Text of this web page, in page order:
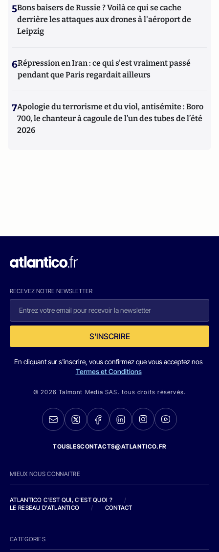
5Bons baisers de Russie ? Voilà ce qui se cache
derrière les attaques aux drones à l'aéroport de
Leipzig
6Répression en Iran : ce qui s'est vraiment passé
pendant que Paris regardait ailleurs
7Apologie du terrorisme et du viol, antisémite : Boro
700, le chanteur à cagoule de l’un des tubes de l’été
2026
RECEVEZ NOTRE NEWSLETTER
S'INSCRIRE
En cliquant sur s'inscrire, vous confirmez que vous acceptez nos
Termes et Conditions
© 2026 Talmont Media SAS. tous droits réservés.
TOUSLESCONTACTS@ATLANTICO.FR
MIEUX NOUS CONNAITRE
ATLANTICO C'EST QUI, C'EST QUOI ?
/
LE RESEAU D'ATLANTICO
/ CONTACT
CATEGORIES